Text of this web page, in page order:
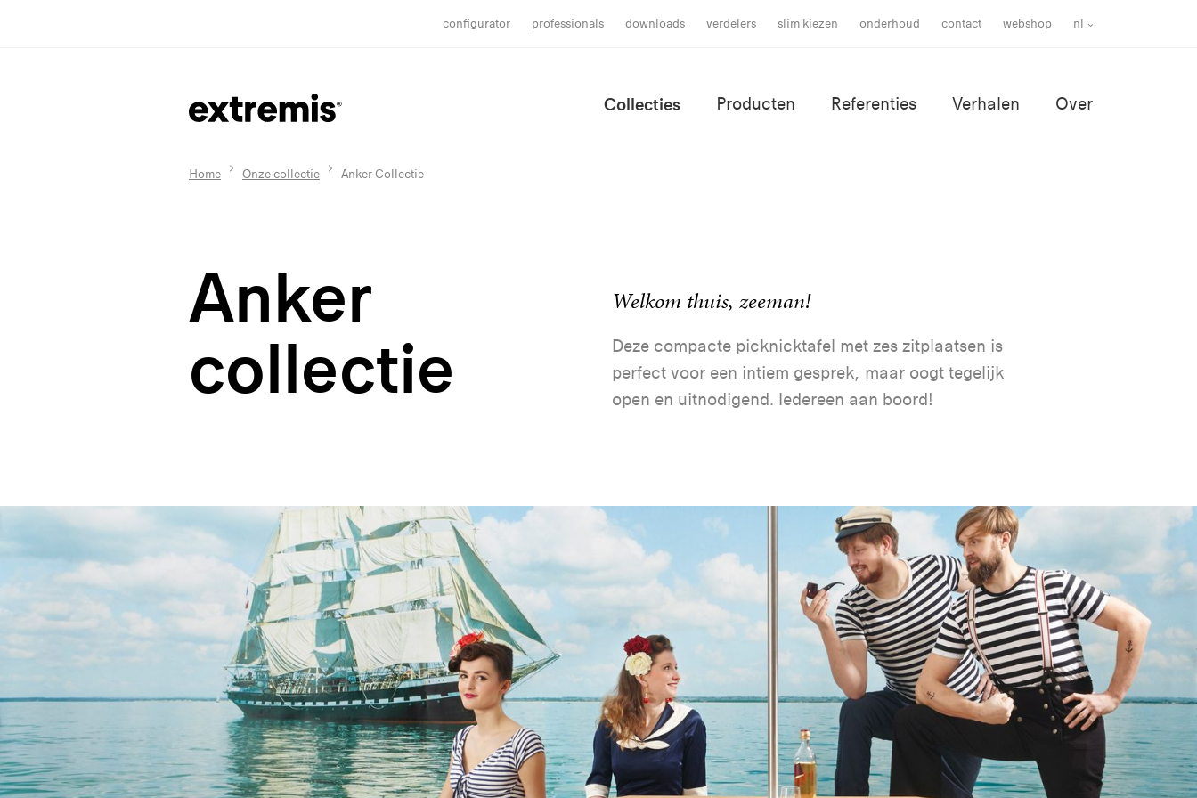
configurator professionals downloads verdelers slim kiezen onderhoud contact webshop nl
Collecties Producten Referenties Verhalen Over
Home Onze collectie Anker Collectie
Anker
collectie
Welkom thuis, zeeman!
Deze compacte picknicktafel met zes zitplaatsen is
perfect voor een intiem gesprek, maar oogt tegelijk
open en uitnodigend. Iedereen aan boord!